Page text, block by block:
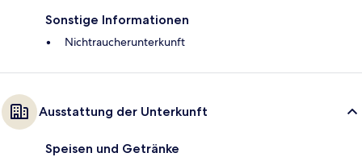
Sonstige Informationen
Nichtraucherunterkunft
Ausstattung der Unterkunft
Speisen und Getränke